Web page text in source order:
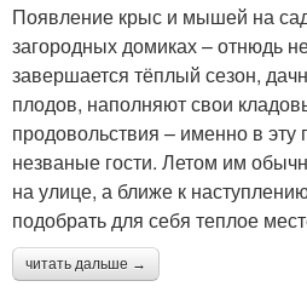
Появление крыс и мышей на
загородных домиках – отнюдь
завершается тёплый сезон,
плодов, наполняют свои
продовольствия – именно в
незваные гости. Летом им
на улице, а ближе к
подобрать для себя теплое
читать дальше →